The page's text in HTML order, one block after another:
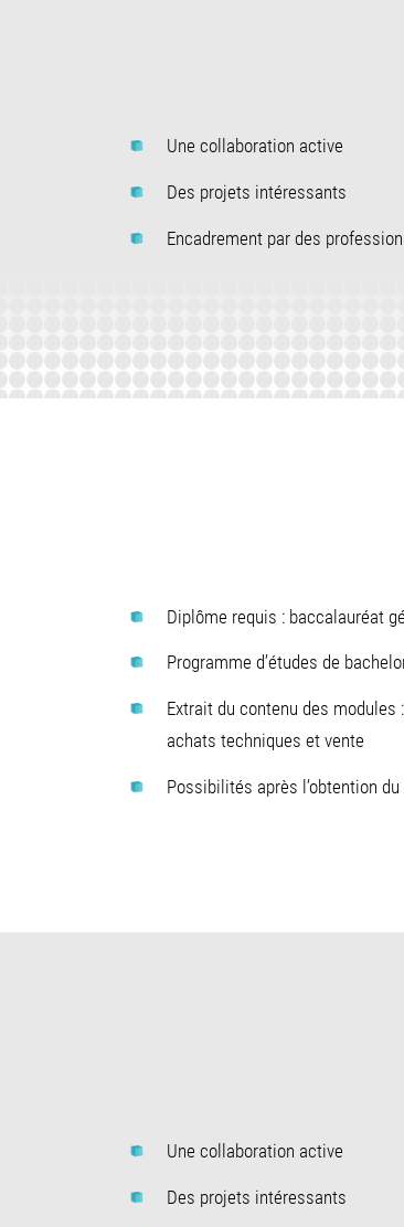
Une collaboration active
Des projets intéressants
Encadrement par des
Diplôme requis : baccalauréat
Programme d’études de
Extrait du contenu des
achats techniques et vente
Possibilités après l’obtention
Une collaboration active
Des projets intéressants